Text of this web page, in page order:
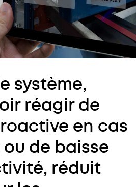
système,
réagir de
en cas
de baisse
réduit